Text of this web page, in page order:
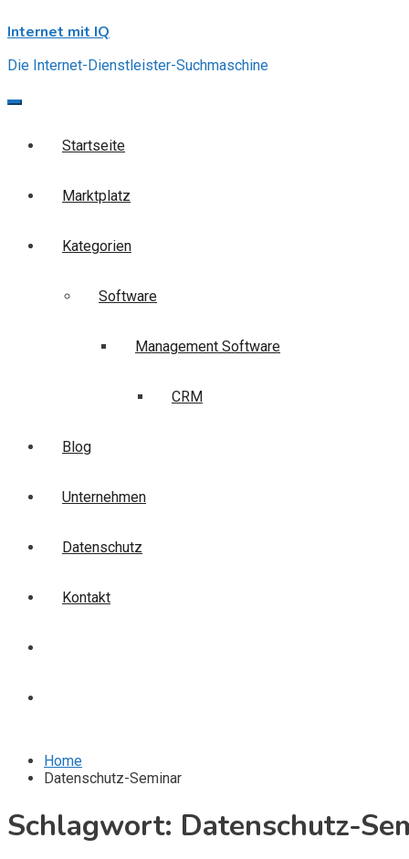
to
Internet mit IQ
Die Internet-Dienstleister-Suchmaschine
Startseite
Marktplatz
Kategorien
Software
Management Software
CRM
Blog
Unternehmen
Datenschutz
Kontakt
Home
Datenschutz-Seminar
Schlagwort: Datenschutz-